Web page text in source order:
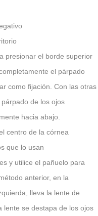
presionar el borde superior
el párpado
como fijación. Con las otras
de los ojos
hacia abajo.
centro de la córnea
que lo usan
y utilice el pañuelo para
anterior, en la
lleva la lente de
lente se destapa de los ojos